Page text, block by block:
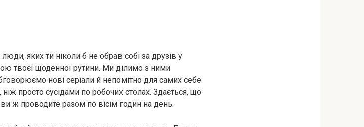
яких ти ніколи б не обрав собі за друзів у
твоєї щоденної рутини. Ми ділимо з ними
нові серіали й непомітно для самих себе
просто сусідами по робочих столах. Здається, що
ж проводите разом по вісім годин на день.